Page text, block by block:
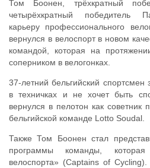
Том Боонен, трёхкратный
четырёхкратный победитель
карьеру профессионального
вернулся в велоспорт в новом
командой, которая на
соперником в велогонках.
37-летний бельгийский спортсмен
в техничках и не хочет быть
вернулся в пелотон как советник
бельгийской команде Lotto Soudal.
Также Том Боонен стал
программы команды, которая
велоспорта» (Captains of